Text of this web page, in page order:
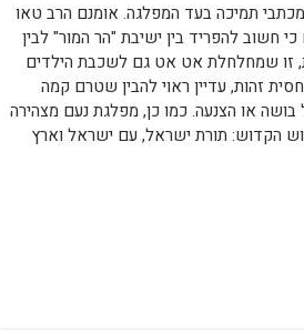
מכתבי תמיכה בעד המפלגה. אומנם הרב טאו
חשוב להפריד בין ישיבת "הר המור" לבין
זו שמחלחלת אט אט גם לשכבת הילדים
זהות, עדיין ראוי להבין שטרם קמה
או הצנעה. כמו כן, מפלגת נעם מצהירה
הקדוש: תורת ישראל, עם ישראל וארץ